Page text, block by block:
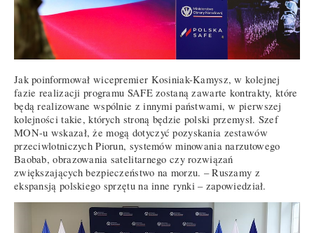
Jak poinformował wicepremier Kosiniak-Kamysz, w kolejnej
fazie realizacji programu SAFE zostaną zawarte kontrakty, które
będą realizowane wspólnie z innymi państwami, w pierwszej
kolejności takie, których stroną będzie polski przemysł. Szef
MON-u wskazał, że mogą dotyczyć pozyskania zestawów
przeciwlotniczych Piorun, systemów minowania narzutowego
Baobab, obrazowania satelitarnego czy rozwiązań
zwiększających bezpieczeństwo na morzu. – Ruszamy z
ekspansją polskiego sprzętu na inne rynki – zapowiedział.